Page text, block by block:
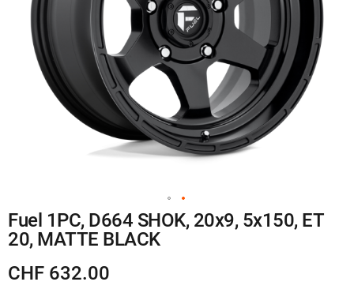
Zum
Anfang
der
Bildgalerie
Fuel 1PC, D664 SHOK, 20x9, 5x150, ET
20, MATTE BLACK
CHF 632.00